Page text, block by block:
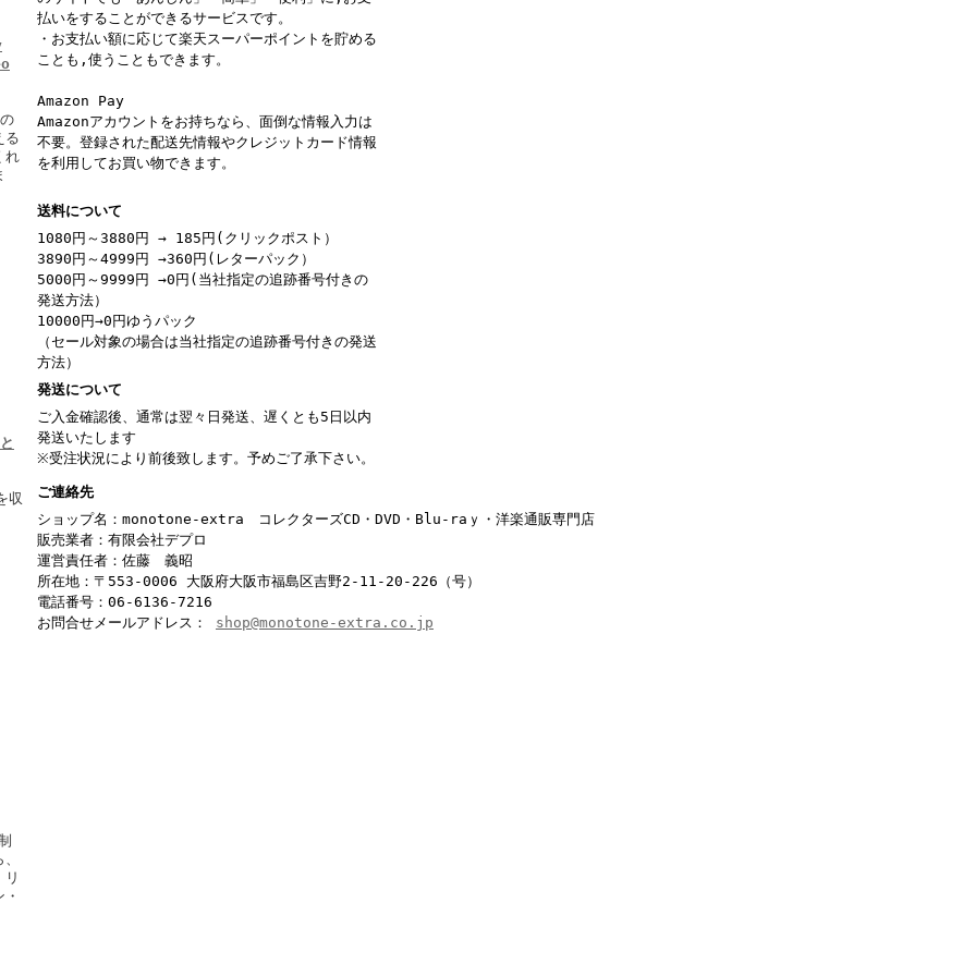
る
れ
収
払いをすることができるサービスです。
・お支払い額に応じて楽天スーパーポイントを貯める
ことも,使うこともできます。
Amazon Pay
Amazonアカウントをお持ちなら、面倒な情報入力は
不要。登録された配送先情報やクレジットカード情報
を利用してお買い物できます。
送料について
1080円～3880円 → 185円(クリックポスト）
3890円～4999円 →360円(レターパック）
5000円～9999円 →0円(当社指定の追跡番号付きの
発送方法）
10000円→0円ゆうパック
（セール対象の場合は当社指定の追跡番号付きの発送
方法）
発送について
ご入金確認後、通常は翌々日発送、遅くとも5日以内
発送いたします
※受注状況により前後致します。予めご了承下さい。
ご連絡先
ショップ名：monotone-extra コレクターズCD・DVD・Blu-raｙ・洋楽通販専門店
販売業者：有限会社デプロ
運営責任者：佐藤 義昭
所在地：〒553-0006 大阪府大阪市福島区吉野2-11-20-226（号）
電話番号：06-6136-7216
お問合せメールアドレス： shop@monotone-extra.co.jp